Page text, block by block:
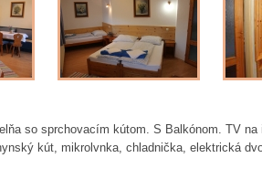
so sprchovacím kútom. S Balkónom. TV na
kút, mikrolvnka, chladnička, elektrická